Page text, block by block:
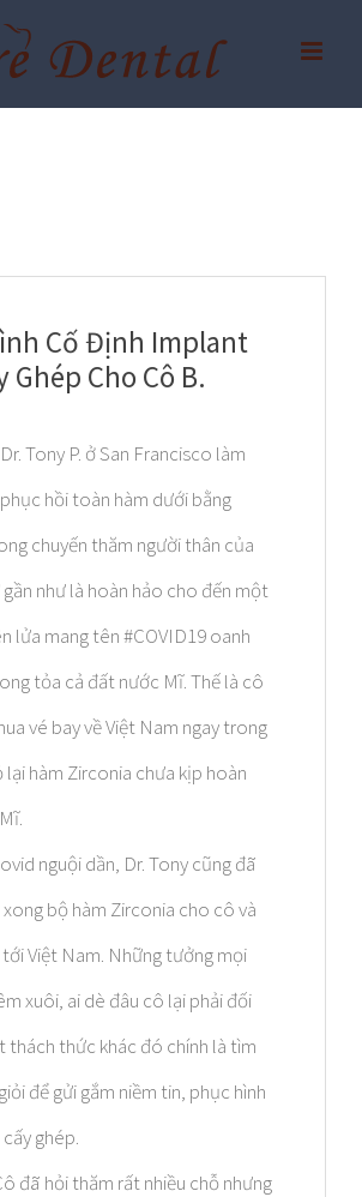
Cố Định Implant
Ghép Cho Cô B.
Tony P. ở San Francisco làm
hồi toàn hàm dưới bằng
chuyến thăm người thân của
như là hoàn hảo cho đến một
lửa mang tên #COVID19 oanh
tỏa cả đất nước Mĩ. Thế là cô
vé bay về Việt Nam ngay trong
hàm Zirconia chưa kịp hoàn
nguội dần, Dr. Tony cũng đã
xong bộ hàm Zirconia cho cô và
Việt Nam. Những tưởng mọi
xuôi, ai dè đâu cô lại phải đối
thách thức khác đó chính là tìm
để gửi gắm niềm tin, phục hình
ghép.
đã hỏi thăm rất nhiều chỗ nhưng